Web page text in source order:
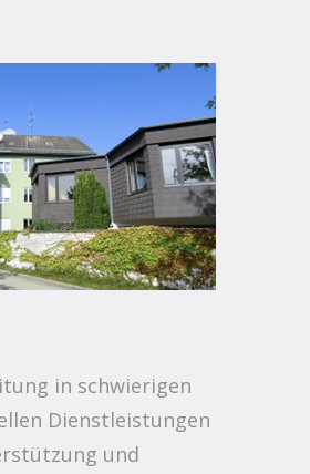
in schwierigen
Dienstleistungen
und